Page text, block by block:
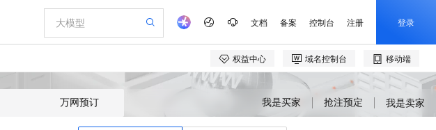
万网预订 我是买家 抢注预定 我是卖家